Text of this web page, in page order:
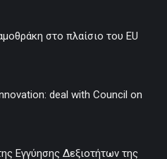
στο πλαίσιο του EU
deal with Council on
Εγγύησης Δεξιοτήτων της